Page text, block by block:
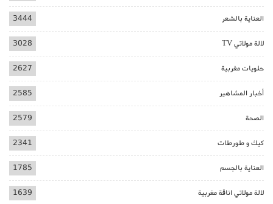
العناية بالشعر 3444
لالة مولاتي TV 3028
حلويات مغربية 2627
أخبار المشاهير 2585
الصحة 2579
كيك و طورطات 2341
العناية بالجسم 1785
لالة مولاتي اناقة مغربية 1639